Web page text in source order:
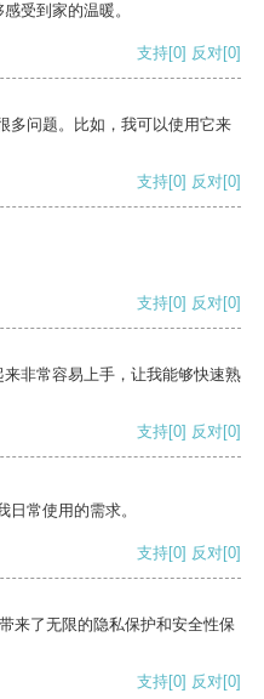
受到家的温暖。
支持[0] 反对[0]
多问题。比如，我可以使用它来
支持[0] 反对[0]
支持[0] 反对[0]
非常容易上手，让我能够快速熟
支持[0] 反对[0]
常使用的需求。
支持[0] 反对[0]
来了无限的隐私保护和安全性保
支持[0] 反对[0]